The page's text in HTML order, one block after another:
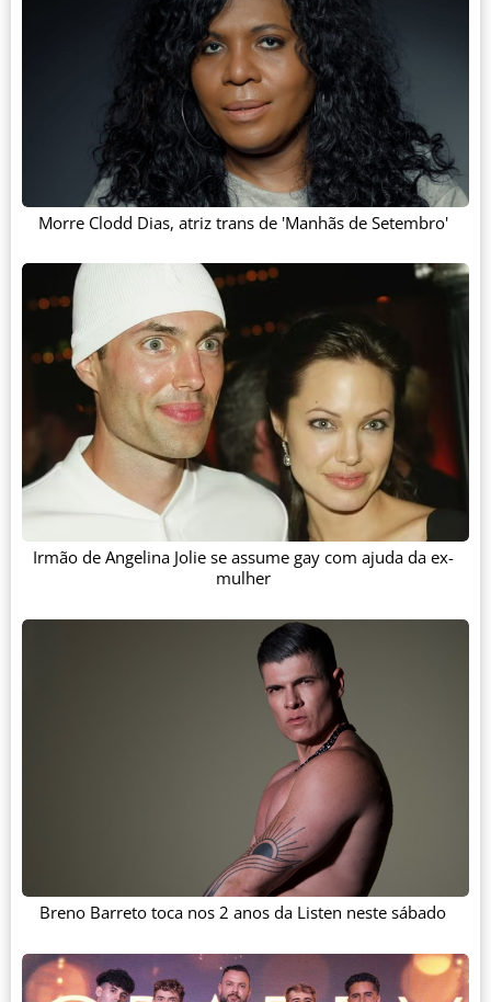
Morre Clodd Dias, atriz trans de 'Manhãs de Setembro'
Irmão de Angelina Jolie se assume gay com ajuda da ex-
mulher
Breno Barreto toca nos 2 anos da Listen neste sábado